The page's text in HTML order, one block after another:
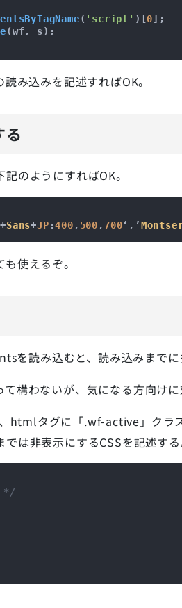
( 'script' )[0];
(wf, s);
み込みを記述すればOK。
る
のようにすればOK。
+Sans+JP :400 , 500 , 700‘,’
使えるぞ。
読み込むと、読み込みまでに
構わないが、気になる方向けに
htmlタグに「.wf-active」クラ
は非表示にするCSSを記述する
*/